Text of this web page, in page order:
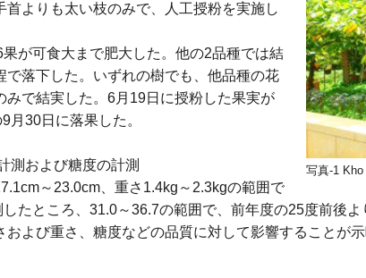
写真-1 Kho
首よりも太い枝のみで、人工授粉を実施し
が可食大まで肥大した。他の2品種では結
で落下した。いずれの樹でも、他品種の花
みで結実した。6月19日に授粉した果実が
月30日に落果した。
測および糖度の計測
～23.0cm、重さ1.4kg～2.3kgの範囲で
たところ、31.0～36.7の範囲で、前年度の25度前後
よび重さ、糖度などの品質に対して影響することが示